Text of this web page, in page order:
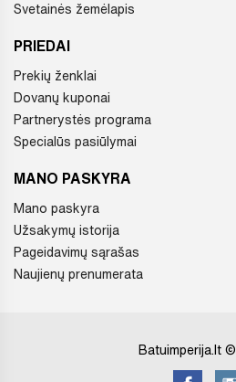
Svetainės žemėlapis
PRIEDAI
Prekių ženklai
Dovanų kuponai
Partnerystės programa
Specialūs pasiūlymai
MANO PASKYRA
Mano paskyra
Užsakymų istorija
Pageidavimų sąrašas
Naujienų prenumerata
Batuimperija.lt